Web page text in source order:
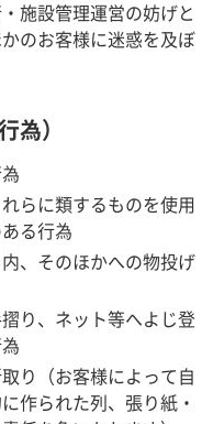
施設管理運営の妨げと
のお客様に迷惑を及ぼ
為）
らに類するものを使用
る行為
、そのほかへの物投げ
り、ネット等へよじ登
り（お客様によって自
作られた列、張り紙・